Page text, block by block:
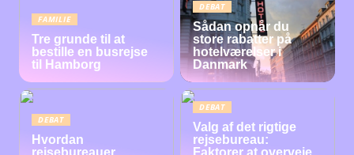
FAMILIE
Tre grunde til at
bestille en busrejse
til Hamborg
DEBAT
Sådan opnår du
store rabatter på
hotelværelser i
Danmark
DEBAT
Hvordan
DEBAT
Valg af det rigtige
rejsebureau: